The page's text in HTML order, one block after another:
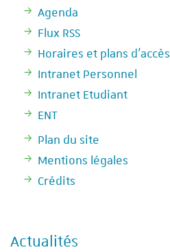
Agenda
Flux RSS
Horaires et plans d'accès
Intranet Personnel
Intranet Etudiant
ENT
Plan du site
Mentions légales
Crédits
Actualités